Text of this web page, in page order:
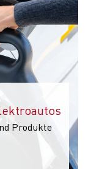
Produkte